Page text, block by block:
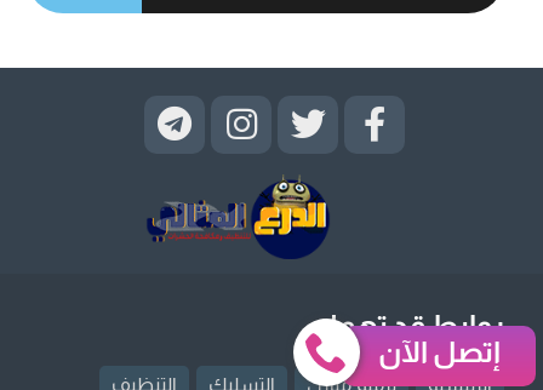
روابط قد تهمك
الرئيسية ترميم منازل التسليك التنظيف
إتصل الآن